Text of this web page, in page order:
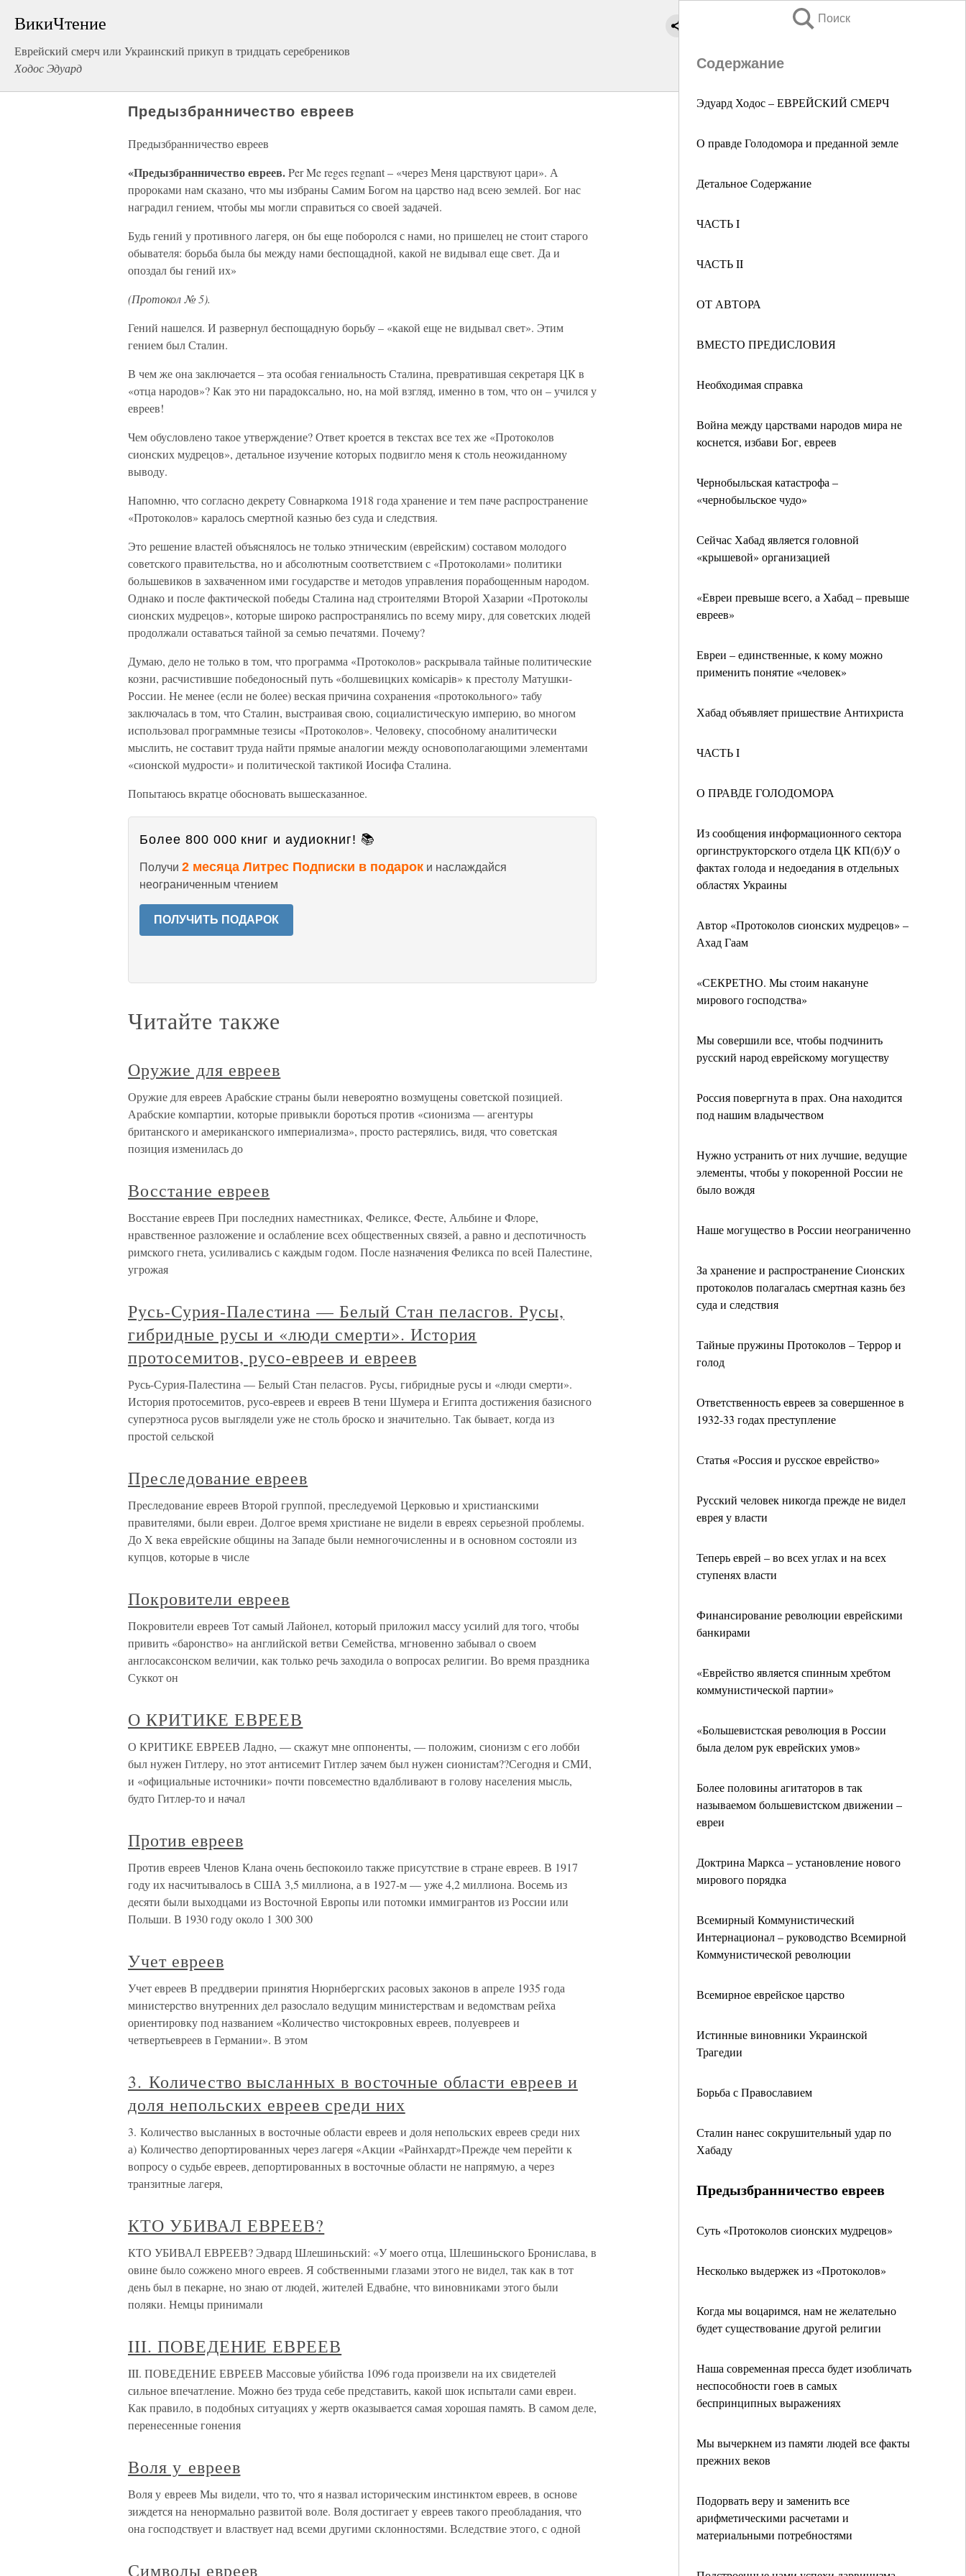
ВикиЧтение
Еврейский смерч или Украинский прикуп в тридцать серебреников
Ходос Эдуард
Поиск
Содержание
Эдуард Ходос – ЕВРЕЙСКИЙ СМЕРЧ
О правде Голодомора и преданной земле
Детальное Содержание
ЧАСТЬ I
ЧАСТЬ II
ОТ АВТОРА
ВМЕСТО ПРЕДИСЛОВИЯ
Необходимая справка
Война между царствами народов мира не
коснется, избави Бог, евреев
Чернобыльская катастрофа –
«чернобыльское чудо»
Сейчас Хабад является головной
«крышевой» организацией
«Евреи превыше всего, а Хабад – превыше
евреев»
Евреи – единственные, к кому можно
применить понятие «человек»
Хабад объявляет пришествие Антихриста
ЧАСТЬ I
О ПРАВДЕ ГОЛОДОМОРА
Из сообщения информационного сектора
оргинструкторского отдела ЦК КП(б)У о
фактах голода и недоедания в отдельных
областях Украины
Автор «Протоколов сионских мудрецов» –
Ахад Гаам
«СЕКРЕТНО. Мы стоим накануне
мирового господства»
Мы совершили все, чтобы подчинить
русский народ еврейскому могуществу
Россия повергнута в прах. Она находится
под нашим владычеством
Нужно устранить от них лучшие, ведущие
элементы, чтобы у покоренной России не
было вождя
Наше могущество в России неограниченно
За хранение и распространение Сионских
протоколов полагалась смертная казнь без
суда и следствия
Тайные пружины Протоколов – Террор и
голод
Ответственность евреев за совершенное в
1932-33 годах преступление
Статья «Россия и русское еврейство»
Русский человек никогда прежде не видел
еврея у власти
Теперь еврей – во всех углах и на всех
ступенях власти
Финансирование революции еврейскими
банкирами
«Еврейство является спинным хребтом
коммунистической партии»
«Большевистская революция в России
была делом рук еврейских умов»
Более половины агитаторов в так
называемом большевистском движении –
евреи
Доктрина Маркса – установление нового
мирового порядка
Всемирный Коммунистический
Интернационал – руководство Всемирной
Коммунистической революции
Всемирное еврейское царство
Истинные виновники Украинской
Трагедии
Борьба с Православием
Сталин нанес сокрушительный удар по
Хабаду
Предызбранничество евреев
Суть «Протоколов сионских мудрецов»
Несколько выдержек из «Протоколов»
Когда мы воцаримся, нам не желательно
будет существование другой религии
Наша современная пресса будет изобличать
неспособности гоев в самых
беспринципных выражениях
Мы вычеркнем из памяти людей все факты
прежних веков
Подорвать веру и заменить все
арифметическими расчетами и
материальными потребностями
Предызбранничество евреев
Предызбранничество евреев
«Предызбранничество евреев.Per Me reges regnant – «через Меня царствуют цари». А
пророками нам сказано, что мы избраны Самим Богом на царство над всею землей. Бог нас
наградил гением, чтобы мы могли справиться со своей задачей.
Будь гений у противного лагеря, он бы еще поборолся с нами, но пришелец не стоит старого
обывателя: борьба была бы между нами беспощадной, какой не видывал еще свет. Да и
опоздал бы гений их»
(Протокол № 5).
Гений нашелся. И развернул беспощадную борьбу – «какой еще не видывал свет». Этим
гением был Сталин.
В чем же она заключается – эта особая гениальность Сталина, превратившая секретаря ЦК в
«отца народов»? Как это ни парадоксально, но, на мой взгляд, именно в том, что он – учился у
евреев!
Чем обусловлено такое утверждение? Ответ кроется в текстах все тех же «Протоколов
сионских мудрецов», детальное изучение которых подвигло меня к столь неожиданному
выводу.
Напомню, что согласно декрету Совнаркома 1918 года хранение и тем паче распространение
«Протоколов» каралось смертной казнью без суда и следствия.
Это решение властей объяснялось не только этническим (еврейским) составом молодого
советского правительства, но и абсолютным соответствием с «Протоколами» политики
большевиков в захваченном ими государстве и методов управления порабощенным народом.
Однако и после фактической победы Сталина над строителями Второй Хазарии «Протоколы
сионских мудрецов», которые широко распространялись по всему миру, для советских людей
продолжали оставаться тайной за семью печатями. Почему?
Думаю, дело не только в том, что программа «Протоколов» раскрывала тайные политические
козни, расчистившие победоносный путь «болшевицких комісарів» к престолу Матушки-
России. Не менее (если не более) веская причина сохранения «протокольного» табу
заключалась в том, что Сталин, выстраивая свою, социалистическую империю, во многом
использовал программные тезисы «Протоколов». Человеку, способному аналитически
мыслить, не составит труда найти прямые аналогии между основополагающими элементами
«сионской мудрости» и политической тактикой Иосифа Сталина.
Попытаюсь вкратце обосновать вышесказанное.
Более 800 000 книг и аудиокниг! 📚
Получи 2 месяца Литрес Подписки в подарок и наслаждайся
неограниченным чтением
ПОЛУЧИТЬ ПОДАРОК
Читайте также
Оружие для евреев
Оружие для евреев Арабские страны были невероятно возмущены советской позицией.
Арабские компартии, которые привыкли бороться против «сионизма — агентуры
британского и американского империализма», просто растерялись, видя, что советская
позиция изменилась до
Восстание евреев
Восстание евреев При последних наместниках, Феликсе, Фесте, Альбине и Флоре,
нравственное разложение и ослабление всех общественных связей, а равно и деспотичность
римского гнета, усиливались с каждым годом. После назначения Феликса по всей Палестине,
угрожая
Русь-Сурия-Палестина — Белый Стан пеласгов. Русы,
гибридные русы и «люди смерти». История
протосемитов, русо-евреев и евреев
Русь-Сурия-Палестина — Белый Стан пеласгов. Русы, гибридные русы и «люди смерти».
История протосемитов, русо-евреев и евреев В тени Шумера и Египта достижения базисного
суперэтноса русов выглядели уже не столь броско и значительно. Так бывает, когда из
простой сельской
Преследование евреев
Преследование евреев Второй группой, преследуемой Церковью и христианскими
правителями, были евреи. Долгое время христиане не видели в евреях серьезной проблемы.
До X века еврейские общины на Западе были немногочисленны и в основном состояли из
купцов, которые в числе
Покровители евреев
Покровители евреев Тот самый Лайонел, который приложил массу усилий для того, чтобы
привить «баронство» на английской ветви Семейства, мгновенно забывал о своем
англосаксонском величии, как только речь заходила о вопросах религии. Во время праздника
Суккот он
О КРИТИКЕ ЕВРЕЕВ
О КРИТИКЕ ЕВРЕЕВ Ладно, — скажут мне оппоненты, — положим, сио­низм с его лобби
был нужен Гитлеру, но этот антисемит Гитлер зачем был нужен сионистам??Сегодня и СМИ,
и «официальные источники» поч­ти повсеместно вдалбливают в голову населения мысль,
будто Гитлер-то и начал
Против евреев
Против евреев Членов Клана очень беспокоило также присутствие в стране евреев. В 1917
году их насчитывалось в США 3,5 миллиона, а в 1927-м — уже 4,2 миллиона. Восемь из
десяти были выходцами из Восточной Европы или потомки иммигрантов из России или
Польши. В 1930 году около 1 300 300
Учет евреев
Учет евреев В преддверии принятия Нюрнбергских расовых законов в апреле 1935 года
министерство внутренних дел разослало ведущим министерствам и ведомствам рейха
ориентировку под названием «Количество чистокровных евреев, полуевреев и
четвертьевреев в Германии». В этом
3. Количество высланных в восточные области евреев и
доля непольских евреев среди них
3. Количество высланных в восточные области евреев и доля непольских евреев среди них
а) Количество депортированных через лагеря «Акции «Райнхардт»Прежде чем перейти к
вопросу о судьбе евреев, депортированных в восточные области не напрямую, а через
транзитные лагеря,
КТО УБИВАЛ ЕВРЕЕВ?
КТО УБИВАЛ ЕВРЕЕВ? Эдвард Шлешиньский: «У моего отца, Шлешиньского Бронислава, в
овине было сожжено много евреев. Я собственными глазами этого не видел, так как в тот
день был в пекарне, но знаю от людей, жителей Едвабне, что виновниками этого были
поляки. Немцы принимали
III. ПОВЕДЕНИЕ ЕВРЕЕВ
III. ПОВЕДЕНИЕ ЕВРЕЕВ Массовые убийства 1096 года произвели на их свидетелей
сильное впечатление. Можно без труда себе представить, какой шок испытали сами евреи.
Как правило, в подобных ситуациях у жертв оказывается самая хорошая память. В самом деле,
перенесенные гонения
Воля у евреев
Воля у евреев Мы видели, что то, что я назвал историческим инстинктом евреев, в основе
зиждется на ненормально развитой воле. Воля достигает у евреев такого преобладания, что
она господствует и властвует над всеми другими склонностями. Вследствие этого, с одной
Символы евреев